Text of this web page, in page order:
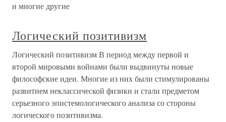
и многие другие
Логический позитивизм
Логический позитивизм В период между первой и
второй мировыми войнами были выдвинуты новые
философские идеи. Многие из них были стимулированы
развитием неклассической физики и стали предметом
серьезного эпистемологического анализа со стороны
логического позитивизма.